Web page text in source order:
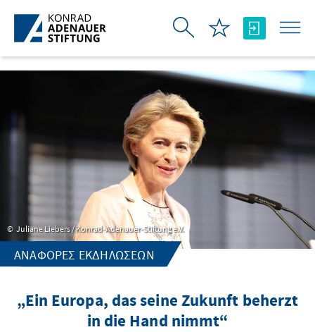
Skip to Main Content
Juliane Liebers / Konrad-Adenauer-Stiftung e.V.
ΑΝΑΦΟΡΈΣ ΕΚΔΗΛΏΣΕΩΝ
„Ein Europa, das seine Zukunft beherzt
in die Hand nimmt“